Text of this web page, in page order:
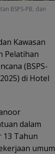
BSPS-PB, dan
Kawasan
Pelatihan
(BSPS-
di Hotel
dalam
13 Tahun
umum